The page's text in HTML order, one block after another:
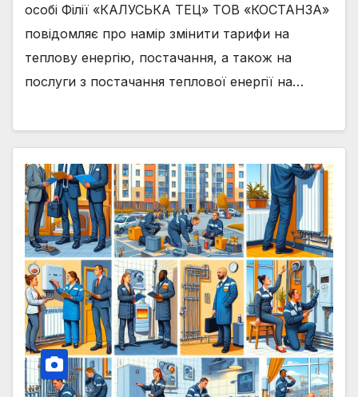
особі Філії «КАЛУСЬКА ТЕЦ» ТОВ «КОСТАНЗА»
повідомляє про намір змінити тарифи на
теплову енергію, постачання, а також на
послуги з постачання теплової енергії на…